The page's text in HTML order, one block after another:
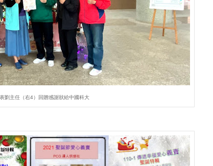
劉主任（右4）回贈感謝狀給中國科大